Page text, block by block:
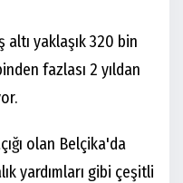
yaklaşık 320 bin
fazlası 2 yıldan
olan Belçika'da
yardımları gibi çeşitli